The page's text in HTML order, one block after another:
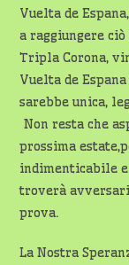
Vuelta de
a raggiungere
Tripla Corona,
Vuelta de
sarebbe unica,
Non resta che
prossima
indimenticabile
troverà
prova.
La Nostra